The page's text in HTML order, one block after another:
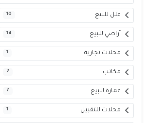
فلل للبيع 10
أراضي للبيع 14
محلات تجارية 1
مكاتب 2
عمارة للبيع 7
محلات للتقبيل 1